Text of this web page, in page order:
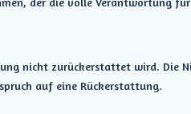
nicht zurückerstattet wird. Die
auf eine Rückerstattung.